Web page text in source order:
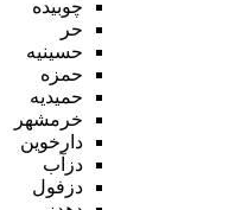
چوبیده
حر
حسینیه
حمزه
حمیدیه
خرمشهر
دارخوین
دزآب
دزفول